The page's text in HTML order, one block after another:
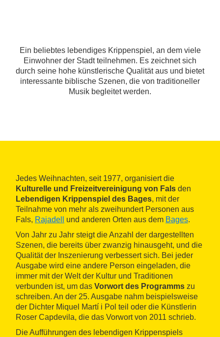
Ein beliebtes lebendiges Krippenspiel, an dem viele
Einwohner der Stadt teilnehmen. Es zeichnet sich
durch seine hohe künstlerische Qualität aus und bietet
interessante biblische Szenen, die von traditioneller
Musik begleitet werden.
Jedes Weihnachten, seit 1977, organisiert die
Kulturelle und Freizeitvereinigung von Fals den
Lebendigen Krippenspiel des Bages, mit der
Teilnahme von mehr als zweihundert Personen aus
Fals, Rajadell und anderen Orten aus dem Bages.
Von Jahr zu Jahr steigt die Anzahl der dargestellten
Szenen, die bereits über zwanzig hinausgeht, und die
Qualität der Inszenierung verbessert sich. Bei jeder
Ausgabe wird eine andere Person eingeladen, die
immer mit der Welt der Kultur und Traditionen
verbunden ist, um das Vorwort des Programms zu
schreiben. An der 25. Ausgabe nahm beispielsweise
der Dichter Miquel Martí i Pol teil oder die Künstlerin
Roser Capdevila, die das Vorwort von 2011 schrieb.
Die Aufführungen des lebendigen Krippenspiels